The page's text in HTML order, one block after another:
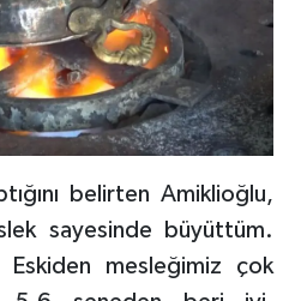
belirten Amiklioğlu,
sayesinde büyüttüm.
mesleğimiz çok